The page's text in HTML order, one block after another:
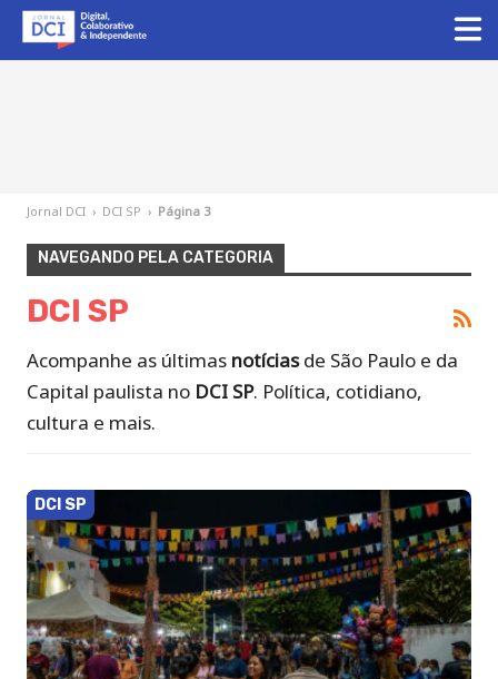
Jornal DCI › DCI SP › Página 3
NAVEGANDO PELA CATEGORIA
DCI SP
Acompanhe as últimas notíciasde São Paulo e da
Capital paulista no DCI SP. Política, cotidiano,
cultura e mais.
DCI SP